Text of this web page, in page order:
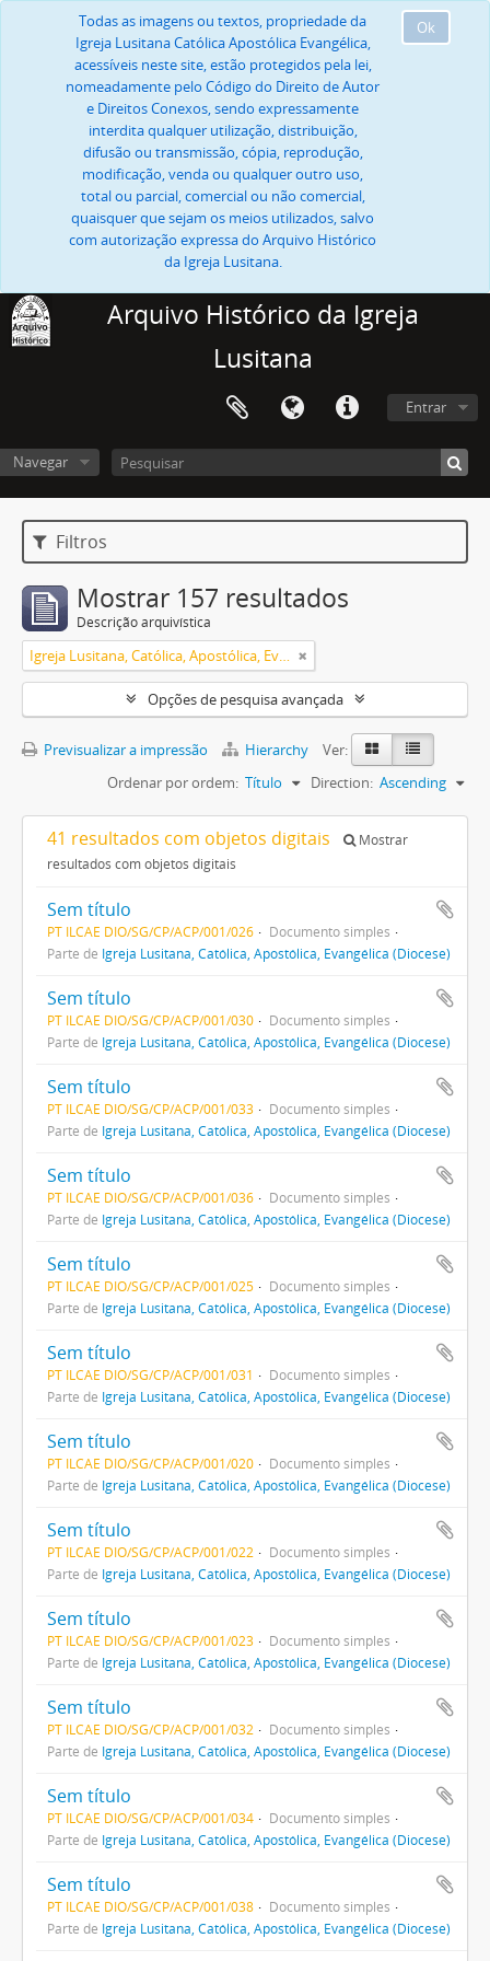
Ok
Todas as imagens ou textos, propriedade da
Igreja Lusitana Católica Apostólica Evangélica,
acessíveis neste site, estão protegidos pela lei,
nomeadamente pelo Código do Direito de Autor
e Direitos Conexos, sendo expressamente
interdita qualquer utilização, distribuição,
difusão ou transmissão, cópia, reprodução,
modificação, venda ou qualquer outro uso,
total ou parcial, comercial ou não comercial,
quaisquer que sejam os meios utilizados, salvo
com autorização expressa do Arquivo Histórico
da Igreja Lusitana.
Arquivo Histórico da Igreja
Lusitana
Entrar
Navegar
Filtros
Mostrar 157 resultados
Descrição arquivística
Igreja Lusitana, Católica, Apostólica, Evangélica (Diocese)
Opções de pesquisa avançada
Previsualizar a impressão Hierarchy
Ver:
Ordenar por ordem: Título Direction: Ascending
41 resultados com objetos digitais
Mostrar
resultados com objetos digitais
Sem título
PT ILCAE DIO/SG/CP/ACP/001/026
Documento simples
Parte de Igreja Lusitana, Católica, Apostólica, Evangélica (Diocese)
Sem título
PT ILCAE DIO/SG/CP/ACP/001/030
Documento simples
Parte de Igreja Lusitana, Católica, Apostólica, Evangélica (Diocese)
Sem título
PT ILCAE DIO/SG/CP/ACP/001/033
Documento simples
Parte de Igreja Lusitana, Católica, Apostólica, Evangélica (Diocese)
Sem título
PT ILCAE DIO/SG/CP/ACP/001/036
Documento simples
Parte de Igreja Lusitana, Católica, Apostólica, Evangélica (Diocese)
Sem título
PT ILCAE DIO/SG/CP/ACP/001/025
Documento simples
Parte de Igreja Lusitana, Católica, Apostólica, Evangélica (Diocese)
Sem título
PT ILCAE DIO/SG/CP/ACP/001/031
Documento simples
Parte de Igreja Lusitana, Católica, Apostólica, Evangélica (Diocese)
Sem título
PT ILCAE DIO/SG/CP/ACP/001/020
Documento simples
Parte de Igreja Lusitana, Católica, Apostólica, Evangélica (Diocese)
Sem título
PT ILCAE DIO/SG/CP/ACP/001/022
Documento simples
Parte de Igreja Lusitana, Católica, Apostólica, Evangélica (Diocese)
Sem título
PT ILCAE DIO/SG/CP/ACP/001/023
Documento simples
Parte de Igreja Lusitana, Católica, Apostólica, Evangélica (Diocese)
Sem título
PT ILCAE DIO/SG/CP/ACP/001/032
Documento simples
Parte de Igreja Lusitana, Católica, Apostólica, Evangélica (Diocese)
Sem título
PT ILCAE DIO/SG/CP/ACP/001/034
Documento simples
Parte de Igreja Lusitana, Católica, Apostólica, Evangélica (Diocese)
Sem título
PT ILCAE DIO/SG/CP/ACP/001/038
Documento simples
Parte de Igreja Lusitana, Católica, Apostólica, Evangélica (Diocese)